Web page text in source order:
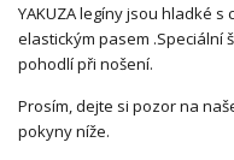
YAKUZA legíny jsou hladké
elastickým pasem .Speciální
pohodlí při nošení.
Prosím, dejte si pozor na
pokyny níže.